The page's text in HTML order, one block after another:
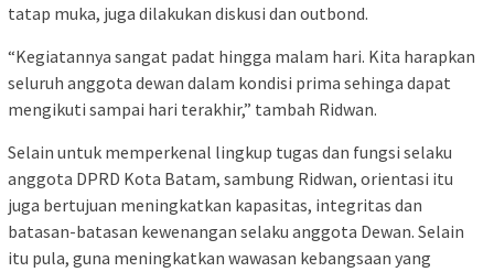
tatap muka, juga dilakukan diskusi dan outbond.
“Kegiatannya sangat padat hingga malam hari. Kita harapkan
seluruh anggota dewan dalam kondisi prima sehinga dapat
mengikuti sampai hari terakhir,” tambah Ridwan.
Selain untuk memperkenal lingkup tugas dan fungsi selaku
anggota DPRD Kota Batam, sambung Ridwan, orientasi itu
juga bertujuan meningkatkan kapasitas, integritas dan
batasan-batasan kewenangan selaku anggota Dewan. Selain
itu pula, guna meningkatkan wawasan kebangsaan yang